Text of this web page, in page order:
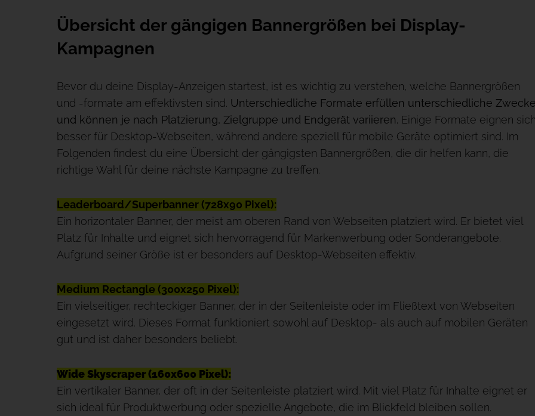
Übersicht der gängigen Bannergrößen bei Display-
Kampagnen
Bevor du deine Display-Anzeigen startest, ist es wichtig zu verstehen, welche Bannergrößen
und -formate am effektivsten sind. Unterschiedliche Formate erfüllen unterschiedliche
und können je nach Platzierung, Zielgruppe und Endgerät variieren. Einige Formate eignen
besser für Desktop-Webseiten, während andere speziell für mobile Geräte optimiert sind. Im
Folgenden findest du eine Übersicht der gängigsten Bannergrößen, die dir helfen kann, die
richtige Wahl für deine nächste Kampagne zu treffen.
Leaderboard/Superbanner (728x90 Pixel):
Ein horizontaler Banner, der meist am oberen Rand von Webseiten platziert wird. Er bietet viel
Platz für Inhalte und eignet sich hervorragend für Markenwerbung oder Sonderangebote.
Aufgrund seiner Größe ist er besonders auf Desktop-Webseiten effektiv.
Medium Rectangle (300x250 Pixel):
Ein vielseitiger, rechteckiger Banner, der in der Seitenleiste oder im Fließtext von Webseiten
eingesetzt wird. Dieses Format funktioniert sowohl auf Desktop- als auch auf mobilen Geräten
gut und ist daher besonders beliebt.
Wide Skyscraper (160x600 Pixel):
Ein vertikaler Banner, der oft in der Seitenleiste platziert wird. Mit viel Platz für Inhalte eignet er
sich ideal für Produktwerbung oder spezielle Angebote, die im Blickfeld bleiben sollen.